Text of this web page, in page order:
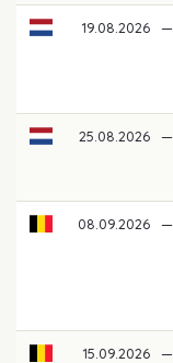
19.08.2026 —
25.08.2026 —
08.09.2026 —
15.09.2026 —